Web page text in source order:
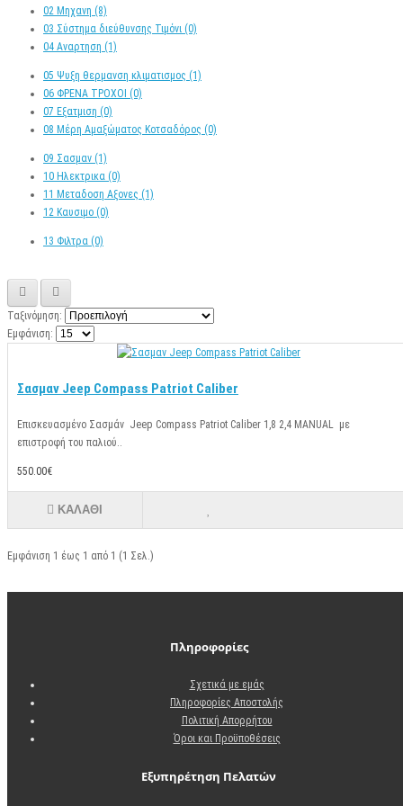
02 Μηχανη (8)
03 Σύστημα διεύθυνσης Τιμόνι (0)
04 Αναρτηση (1)
05 Ψυξη θερμανση κλιματισμος (1)
06 ΦΡΕΝΑ ΤΡΟΧΟΙ (0)
07 Εξατμιση (0)
08 Μέρη Αμαξώματος Κοτσαδόρος (0)
09 Σασμαν (1)
10 Ηλεκτρικα (0)
11 Mεταδοση Αξονες (1)
12 Καυσιμο (0)
13 Φιλτρα (0)
Ταξινόμηση:
Εμφάνιση:
Σασμαν Jeep Compass Patriot Caliber
Επισκευασμένο Σασμάν Jeep Compass Patriot Caliber 1,8 2,4 MANUAL με
επιστροφή του παλιού..
550.00€
ΚΑΛΆΘΙ
Εμφάνιση 1 έως 1 από 1 (1 Σελ.)
Πληροφορίες
Σχετικά με εμάς
Πληροφορίες Αποστολής
Πολιτική Απορρήτου
Όροι και Προϋποθέσεις
Εξυπηρέτηση Πελατών